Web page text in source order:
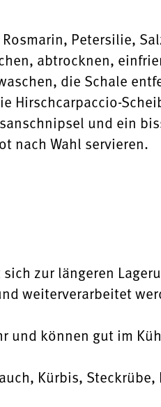
Petersilie,
abtrocknen,
die Schale
Hirschcarpaccio-
und ein
nach Wahl servieren.
zur längeren
weiterverarbeitet
und können gut im
Kürbis,